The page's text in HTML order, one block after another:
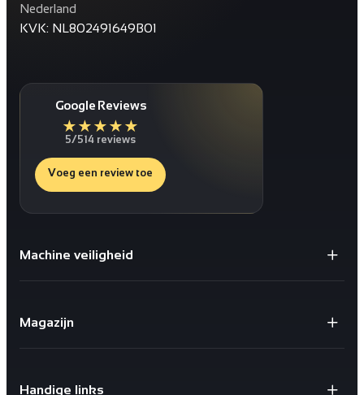
Nederland
KVK: NL802491649B01
Google Reviews
★ ★ ★ ★ ★
5/514 reviews
Voeg een review toe
Machine veiligheid
Deuren
Magazijn
X-Rail® Valbeveiliging
Handige links